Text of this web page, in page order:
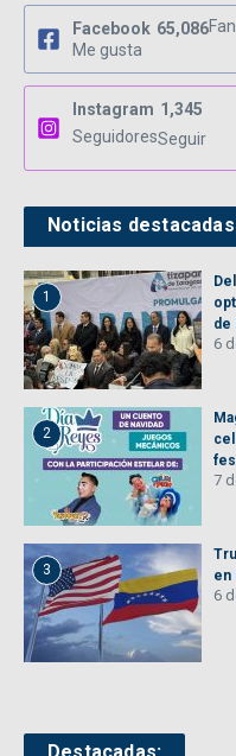
Facebook 65,086
Me gusta
Instagram 1,345
SeguidoresSeguir
Noticias
1
de
6
2
7
3
en
6